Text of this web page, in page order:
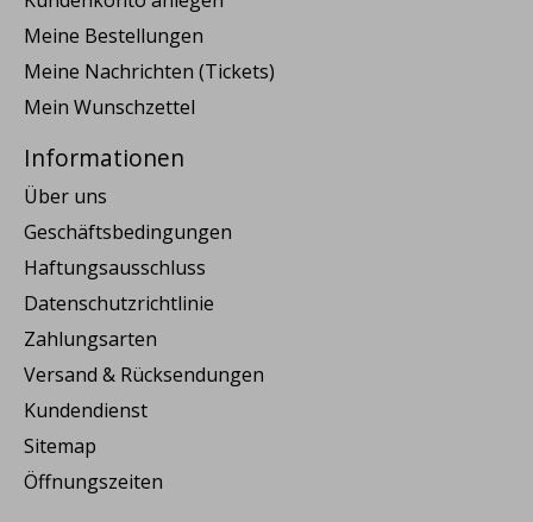
Meine Bestellungen
Meine Nachrichten (Tickets)
Mein Wunschzettel
Informationen
Über uns
Geschäftsbedingungen
Haftungsausschluss
Datenschutzrichtlinie
Zahlungsarten
Versand & Rücksendungen
Kundendienst
Sitemap
Öffnungszeiten